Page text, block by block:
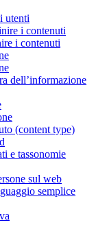
utenti
i contenuti
i contenuti
dell’informazione
(content type)
e tassonomie
sul web
semplice